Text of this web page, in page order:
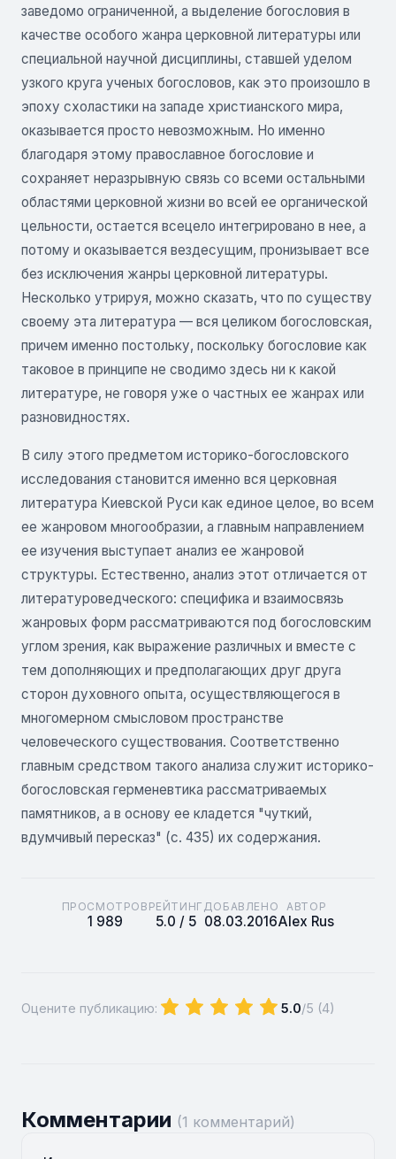
заведомо ограниченной, а выделение богословия в
качестве особого жанра церковной литературы или
специальной научной дисциплины, ставшей уделом
узкого круга ученых богословов, как это произошло в
эпоху схоластики на западе христианского мира,
оказывается просто невозможным. Но именно
благодаря этому православное богословие и
сохраняет неразрывную связь со всеми остальными
областями церковной жизни во всей ее органической
цельности, остается всецело интегрировано в нее, а
потому и оказывается вездесущим, пронизывает все
без исключения жанры церковной литературы.
Несколько утрируя, можно сказать, что по существу
своему эта литература — вся целиком богословская,
причем именно постольку, поскольку богословие как
таковое в принципе не сводимо здесь ни к какой
литературе, не говоря уже о частных ее жанрах или
разновидностях.
В силу этого предметом историко-богословского
исследования становится именно вся церковная
литература Киевской Руси как единое целое, во всем
ее жанровом многообразии, а главным направлением
ее изучения выступает анализ ее жанровой
структуры. Естественно, анализ этот отличается от
литературоведческого: специфика и взаимосвязь
жанровых форм рассматриваются под богословским
углом зрения, как выражение различных и вместе с
тем дополняющих и предполагающих друг друга
сторон духовного опыта, осуществляющегося в
многомерном смысловом пространстве
человеческого существования. Соответственно
главным средством такого анализа служит историко-
богословская герменевтика рассматриваемых
памятников, а в основу ее кладется "чуткий,
вдумчивый пересказ" (с. 435) их содержания.
ПРОСМОТРОВ
1 989
РЕЙТИНГ
5.0 / 5
ДОБАВЛЕНО
08.03.2016
АВТОР
Alex Rus
Оцените публикацию: 5.0/5 (4)
Комментарии (1 комментарий)